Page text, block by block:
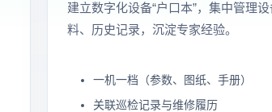
建立数字化设备“户口本”，集中管理
料、历史记录，沉淀专家经验。
一机一档（参数、图纸、手册）
关联巡检记录与维修履历